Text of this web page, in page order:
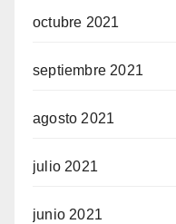
octubre 2021
septiembre 2021
agosto 2021
julio 2021
junio 2021